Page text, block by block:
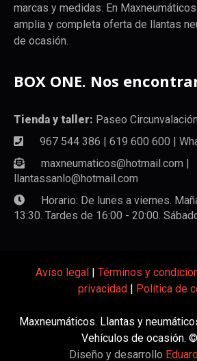
marcas y medidas. En
amplia y completa oferta de llantas
de ocasión.
BOX ONE. Nos
Tienda y taller: Paseo
967 544 386 | 619 600 600 |
maxneumaticos@hotmail.com |
llantassanlo@hotmail.com
Horario: De lunes a viernes.
13:30. Tardes de 16:00 - 20:00.
Aviso legal| Términos y
privacidad | Política de
Maxneumáticos. Llantas y
Vehículos de ocasión.
Diseño y desarrollo